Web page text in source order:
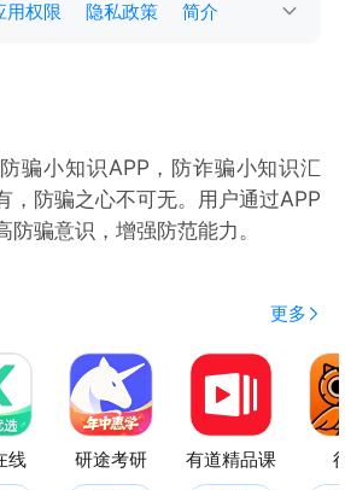
用权限 隐私政策 简介
骗小知识APP，防诈骗小知识汇
，防骗之心不可无。用户通过APP
骗意识，增强防范能力。
更多
线 研途考研 有道精品课